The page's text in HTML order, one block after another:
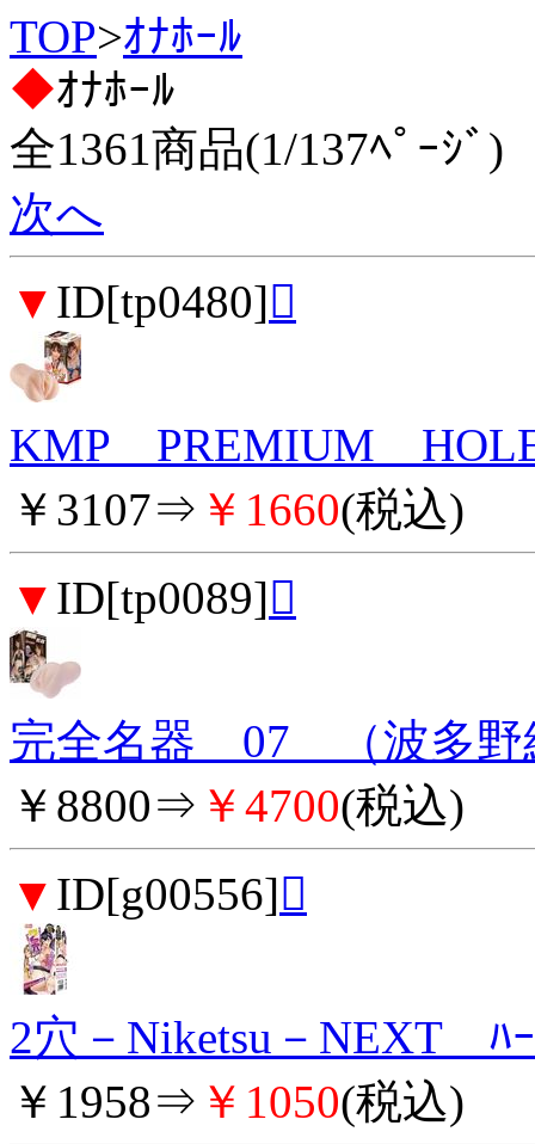
TOP>ｵﾅﾎｰﾙ
◆ｵﾅﾎｰﾙ
全1361商品(1/137ﾍﾟｰｼﾞ)
次へ
▼ ID[tp0480]
KMP PREMIUM
￥3107⇒ ￥1660(税込)
▼ ID[tp0089]
完全名器 07 （波多野
￥8800⇒ ￥4700(税込)
▼ ID[g00556]
2穴－Niketsu－NEXT ﾊ
￥1958⇒ ￥1050(税込)